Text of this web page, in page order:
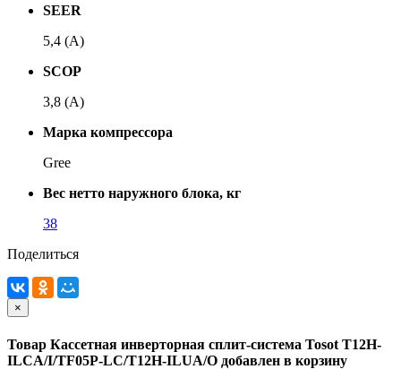
SEER
5,4 (A)
SCOP
3,8 (A)
Марка компрессора
Gree
Вес нетто наружного блока, кг
38
Поделиться
×
Товар Кассетная инверторная сплит-система Tosot T12H-
ILCA/I/TF05P-LC/T12H-ILUA/O добавлен в корзину